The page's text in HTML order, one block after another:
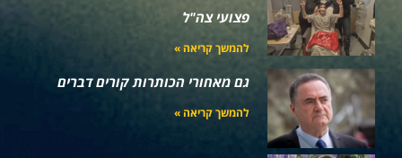
פצועי צה"ל
להמשך קריאה »
גם מאחורי הכותרות קורים דברים
להמשך קריאה »